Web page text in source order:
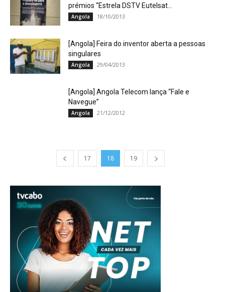
prémios “Estrela DSTV Eutelsat...
Angola 18/10/2013
[Angola] Feira do inventor aberta a pessoas
singulares
Angola 29/04/2013
[Angola] Angola Telecom lança “Fale e
Navegue”
Angola 21/12/2012
17 18 19